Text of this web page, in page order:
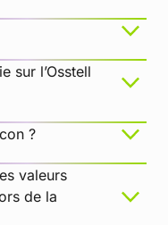
sur l’Osstell
?
valeurs
de la